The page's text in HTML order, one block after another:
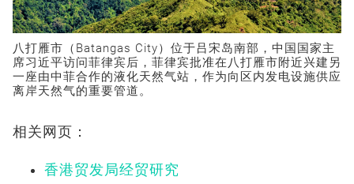
八打雁市（Batangas City）位于吕宋岛南部，中国国家主
席习近平访问菲律宾后，菲律宾批准在八打雁市附近兴建另
一座由中菲合作的液化天然气站，作为向区内发电设施供应
离岸天然气的重要管道。
相关网页：
香港贸发局经贸研究